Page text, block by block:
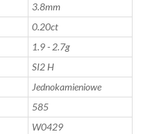
3.8mm
0.20ct
1.9 - 2.7g
SI2 H
Jednokamieniowe
585
W0429